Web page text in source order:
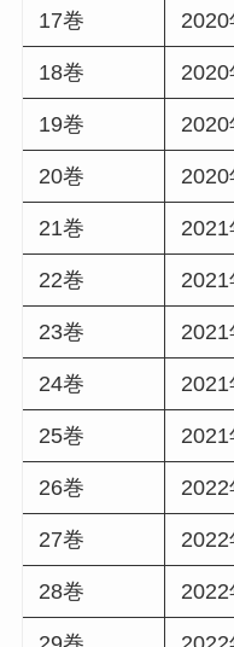
17巻 2020
18巻 2020
19巻 2020
20巻 2020
21巻 2021
22巻 2021
23巻 2021
24巻 2021
25巻 2021
26巻 2022
27巻 2022
28巻 2022